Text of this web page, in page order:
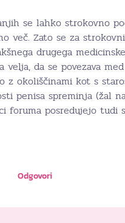
se lahko strokovno
več. Zato se za
drugega
velja, da se povezava
z okoliščinami kot s
penisa spreminja (žal
foruma posredujejo tudi
Odgovori